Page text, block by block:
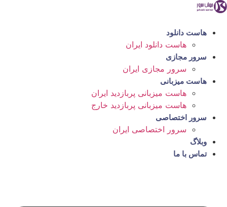
پرش
محتوا
هاست دانلود
هاست دانلود ایران
سرور مجازی
سرور مجازی ایران
هاست میزبانی
هاست میزبانی پربازدید ایران
هاست میزبانی پربازدید خارج
سرور اختصاصی
سرور اختصاصی ایران
وبلاگ
تماس با ما